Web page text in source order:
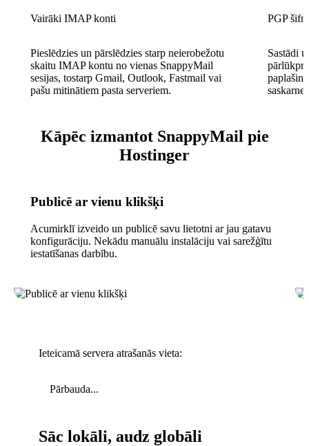
Vairāki IMAP konti
Pieslēdzies un pārslēdzies starp neierobežotu
skaitu IMAP kontu no vienas SnappyMail
sesijas, tostarp Gmail, Outlook, Fastmail vai
pašu mitinātiem pasta serveriem.
PGP
Sastādi
Kāpēc izmantot SnappyMail pie
Hostinger
Publicē ar vienu klikšķi
Acumirklī izveido un publicē savu lietotni ar jau gatavu
konfigurāciju. Nekādu manuālu instalāciju vai sarežģītu
iestatīšanas darbību.
Ieteicamā servera atrašanās vieta:
Pārbauda...
Sāc lokāli, audz globāli